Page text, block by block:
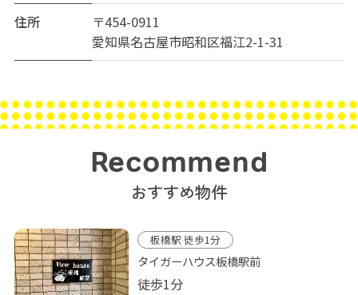
住所
〒454-0911
愛知県名古屋市昭和区福江2-1-31
Recommend
おすすめ物件
板橋駅 徒歩1分
タイガーハウス板橋駅前
徒歩1分